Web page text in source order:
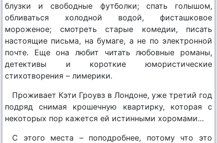
блузки и свободные футболки; спать голышом,
обливаться холодной водой, фисташковое
мороженое; смотреть старые комедии, писать
настоящие письма, на бумаге, а не по электронной
почте. Еще она любит читать любовные романы,
детективы и короткие юмористические
стихотворения – лимерики.
Проживает Кэти Гроувз в Лондоне, уже третий год
подряд снимая крошечную квартирку, которая с
некоторых пор кажется ей истинными хоромами…
С этого места – поподробнее, потому что это